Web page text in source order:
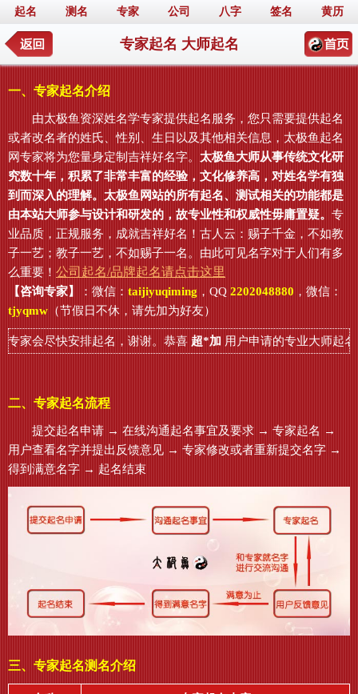
起名 测名 专家 公司 八字 签名 黄历
专家起名 大师起名
一、专家起名介绍
由太极鱼资深姓名学专家提供起名服务，您只需要提供起名
或者改名者的姓氏、性别、生日以及其他相关信息，太极鱼起名
网专家将为您量身定制吉祥好名字。 太极鱼大师从事传统文化研
究数十年，积累了非常丰富的经验，文化修养高，对姓名学有独
到而深入的理解。太极鱼网站的所有起名、测试相关的功能都是
由本站大师参与设计和研发的，故专业性和权威性毋庸置疑。 专
业品质，正规服务，成就吉祥好名！古人云：赐子千金，不如教
子一艺；教子一艺，不如赐子一名。由此可见名字对于人们有多
么重要！ 公司起名/品牌起名请点击这里
【咨询专家】 ：微信： taijiyuqiming ，QQ 2202048880 ，微信：
tjyqmw （节假日不休，请先加为好友）
家会尽快安排起名，谢谢。恭喜超*加用户申请的专业大师起名
二、专家起名流程
提交起名申请 → 在线沟通起名事宜及要求 → 专家起名 →
用户查看名字并提出反馈意见 → 专家修改或者重新提交名字 →
得到满意名字 → 起名结束
三、专家起名测名介绍